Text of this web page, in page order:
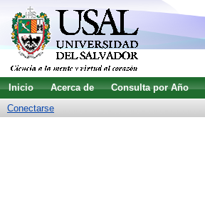
Inicio Acerca de Consulta por Año
Conectarse